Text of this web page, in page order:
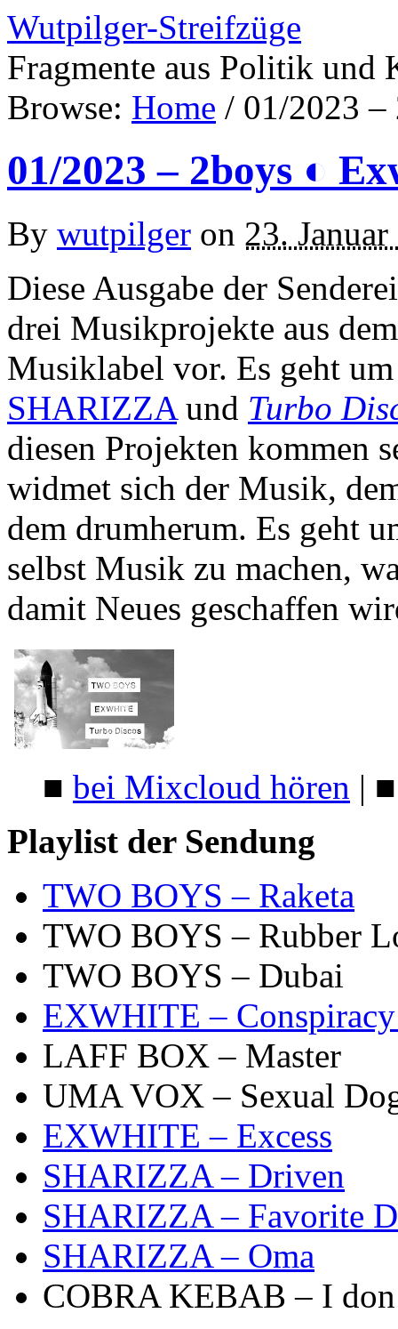
Wutpilger-Streifzüge
Fragmente aus Politik und
Browse: Home / 01/2023
01/2023 – 2boys ◐
By wutpilger on 23.
Diese Ausgabe der
drei Musikprojekte aus
Musiklabel vor. Es geht
SHARIZZAund Turbo
diesen Projekten kommen
widmet sich der Musik,
dem drumherum. Es geht
selbst Musik zu machen,
damit Neues geschaffen
■ bei Mixcloud hören | ■
Playlist der Sendung
TWO BOYS – Raketa
TWO BOYS – Rubber
TWO BOYS – Dubai
EXWHITE –
LAFF BOX – Master
UMA VOX – Sexual
EXWHITE – Excess
SHARIZZA – Driven
SHARIZZA – Favorite
SHARIZZA – Oma
COBRA KEBAB – I